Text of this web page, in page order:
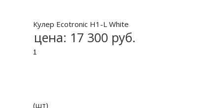
Кулер Ecotronic H1-L White
цена: 17 300 руб.
(шт)